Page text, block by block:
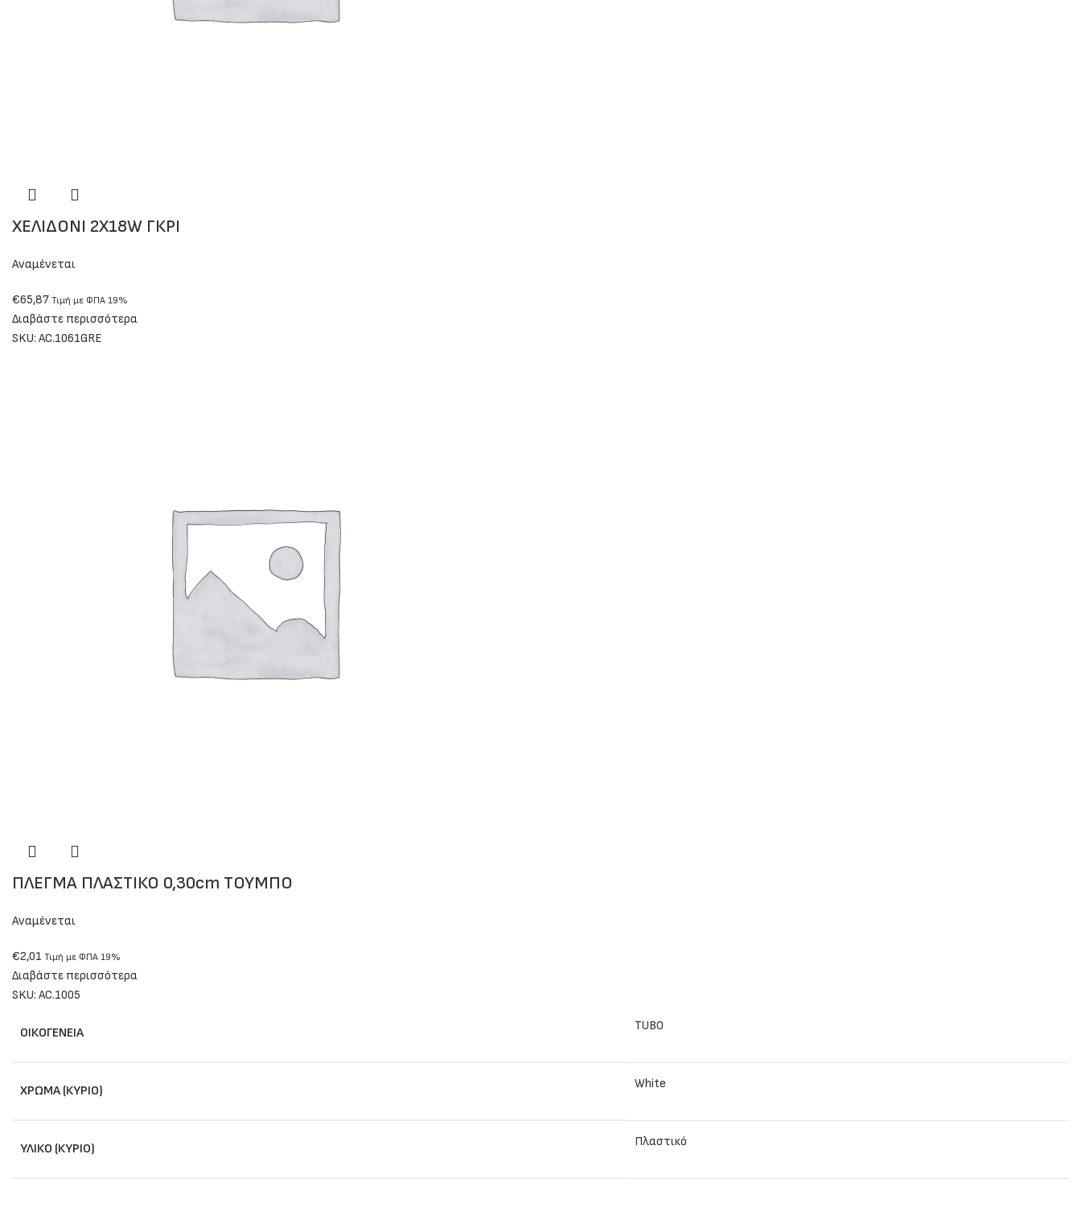
ΧΕΛΙΔΟΝΙ 2Χ18W ΓΚΡΙ
Αναμένεται
€65,87 Τιμή με ΦΠΑ 19%
Διαβάστε περισσότερα
SKU: AC.1061GRE
ΠΛΕΓΜΑ ΠΛΑΣΤΙΚΟ 0,30cm TOYΜΠΟ
Αναμένεται
€2,01 Τιμή με ΦΠΑ 19%
Διαβάστε περισσότερα
SKU: AC.1005
ΟΙΚΟΓΈΝΕΙΑ TUBO
ΧΡΏΜΑ (ΚΎΡΙΟ) White
ΥΛΙΚΌ (ΚΎΡΙΟ) Πλαστικό